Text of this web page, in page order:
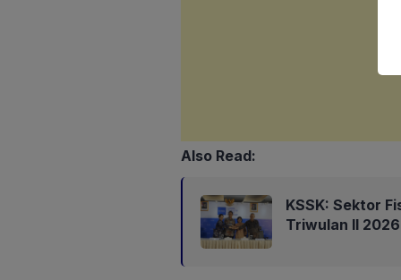
Also Read:
KSSK: Sektor
Triwulan II